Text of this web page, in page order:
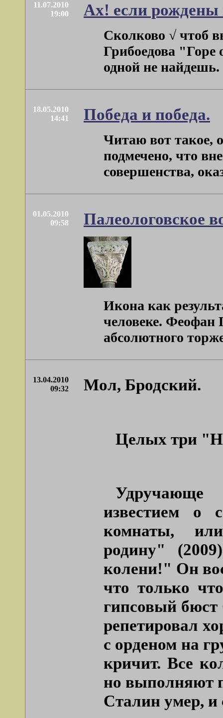
11.07.2010
19:00
Ах! если
Сколково √ чтоб
Грибоедова "Горе
одной не найдешь.
18.05.2010
14:41
Победа и победа.
Читаю вот такое,
подмечено, что
совершенства,
01.05.2010
09:58
Палеологовское
Икона как
человеке. Феофан
абсолютного
13.04.2010
09:32
Мол, Бродский.
Целых три
Удручающе
известием о
комнаты,
родину"
колени!" Он
что только
гипсовый бюст
репетировал
с орденом на
кричит. Все
но выполняют
Сталин умер, и